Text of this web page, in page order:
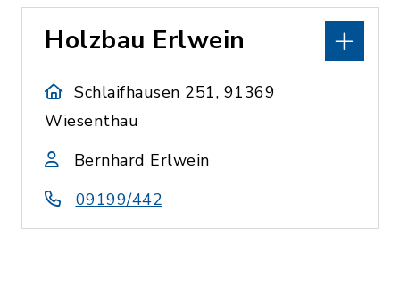
Holzbau Erlwein
Schlaifhausen 251, 91369
Wiesenthau
Bernhard Erlwein
09199/442